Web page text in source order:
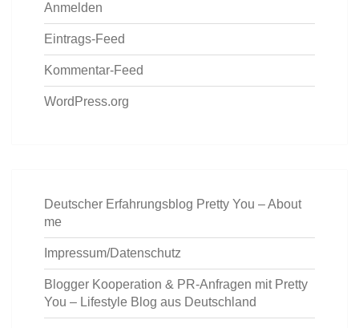
Anmelden
Eintrags-Feed
Kommentar-Feed
WordPress.org
Deutscher Erfahrungsblog Pretty You – About
me
Impressum/Datenschutz
Blogger Kooperation & PR-Anfragen mit Pretty
You – Lifestyle Blog aus Deutschland